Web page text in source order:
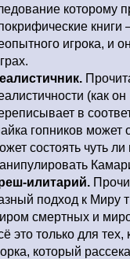
которому
игрока, и
(как
в
гопников может
состоять чуть
илитарий.
подход к Миру
смертных и
это только для
который